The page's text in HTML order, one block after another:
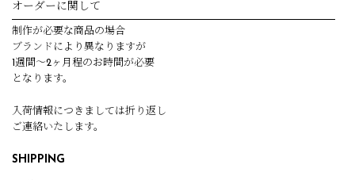
オーダーに関して
制作が必要な商品の場合
ブランドにより異なりますが
1週間～2ヶ月程のお時間が必要
となります。
入荷情報につきましては折り返し
ご連絡いたします。
SHIPPING